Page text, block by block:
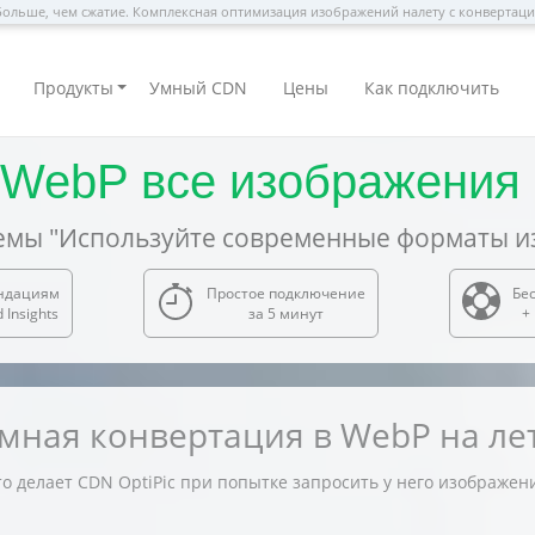
чем сжатие. Комплексная оптимизация изображений налету с
Продукты Умный CDN Цены Как подключить
все
"Используйте современные форматы
Insights
Простое подключение
за 5 минут
+
конвертация в WebP на
делает CDN OptiPic при попытке запросить у него